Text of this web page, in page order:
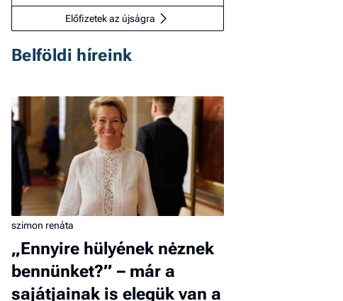
Előfizetek az újságra
Belföldi híreink
szimon renáta
„Ennyire hülyének nėznek
bennünket?” – már a
sajátjainak is elegük van a